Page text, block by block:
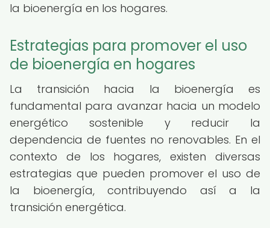
la bioenergía en los hogares.
Estrategias para promover el uso
de bioenergía en hogares
La transición hacia la bioenergía es
fundamental para avanzar hacia un modelo
energético sostenible y reducir la
dependencia de fuentes no renovables. En el
contexto de los hogares, existen diversas
estrategias que pueden promover el uso de
la bioenergía, contribuyendo así a la
transición energética.